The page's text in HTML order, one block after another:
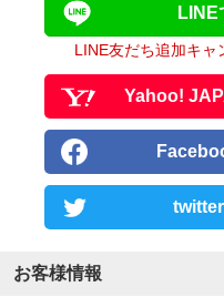
LINE
LINE友だち追加キャ
Yahoo!
お客様情報